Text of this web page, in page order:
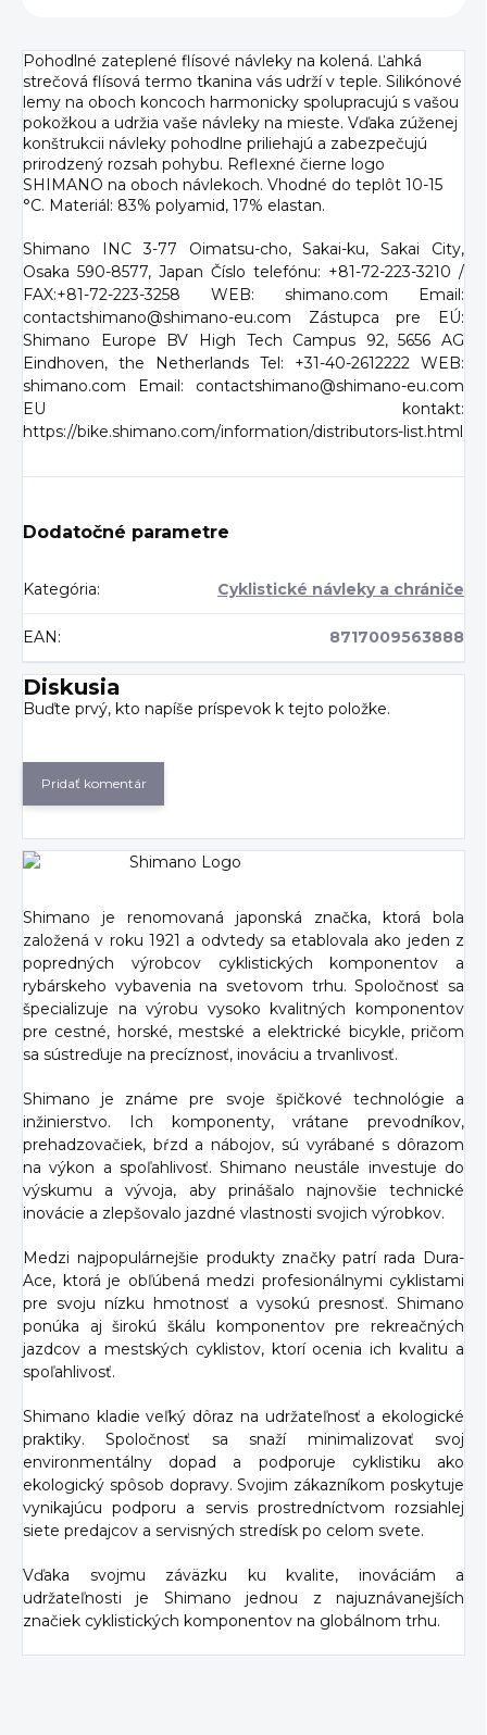
Pohodlné zateplené flísové návleky na kolená. Ľahká
strečová flísová termo tkanina vás udrží v teple. Silikónové
lemy na oboch koncoch harmonicky spolupracujú s vašou
pokožkou a udržia vaše návleky na mieste. Vďaka zúženej
konštrukcii návleky pohodlne priliehajú a zabezpečujú
prirodzený rozsah pohybu. Reflexné čierne logo
SHIMANO na oboch návlekoch. Vhodné do teplôt 10-15
°C. Materiál: 83% polyamid, 17% elastan.
Shimano INC 3-77 Oimatsu-cho, Sakai-ku, Sakai City,
Osaka 590-8577, Japan Číslo telefónu: +81-72-223-3210 /
FAX:+81-72-223-3258 WEB: shimano.com Email:
contactshimano@shimano-eu.com Zástupca pre EÚ:
Shimano Europe BV High Tech Campus 92, 5656 AG
Eindhoven, the Netherlands Tel: +31-40-2612222 WEB:
shimano.com Email: contactshimano@shimano-eu.com
EU kontakt:
https://bike.shimano.com/information/distributors-list.html
Dodatočné parametre
Kategória: Cyklistické návleky a chrániče
EAN : 8717009563888
Diskusia
Buďte prvý, kto napíše príspevok k tejto položke.
Pridať komentár
Shimano je renomovaná japonská značka, ktorá bola
založená v roku 1921 a odvtedy sa etablovala ako jeden z
popredných výrobcov cyklistických komponentov a
rybárskeho vybavenia na svetovom trhu. Spoločnosť sa
špecializuje na výrobu vysoko kvalitných komponentov
pre cestné, horské, mestské a elektrické bicykle, pričom
sa sústreďuje na precíznosť, inováciu a trvanlivosť.
Shimano je známe pre svoje špičkové technológie a
inžinierstvo. Ich komponenty, vrátane prevodníkov,
prehadzovačiek, bŕzd a nábojov, sú vyrábané s dôrazom
na výkon a spoľahlivosť. Shimano neustále investuje do
výskumu a vývoja, aby prinášalo najnovšie technické
inovácie a zlepšovalo jazdné vlastnosti svojich výrobkov.
Medzi najpopulárnejšie produkty značky patrí rada Dura-
Ace, ktorá je obľúbená medzi profesionálnymi cyklistami
pre svoju nízku hmotnosť a vysokú presnosť. Shimano
ponúka aj širokú škálu komponentov pre rekreačných
jazdcov a mestských cyklistov, ktorí ocenia ich kvalitu a
spoľahlivosť.
Shimano kladie veľký dôraz na udržateľnosť a ekologické
praktiky. Spoločnosť sa snaží minimalizovať svoj
environmentálny dopad a podporuje cyklistiku ako
ekologický spôsob dopravy. Svojim zákazníkom poskytuje
vynikajúcu podporu a servis prostredníctvom rozsiahlej
siete predajcov a servisných stredísk po celom svete.
Vďaka svojmu záväzku ku kvalite, inováciám a
udržateľnosti je Shimano jednou z najuznávanejších
značiek cyklistických komponentov na globálnom trhu.